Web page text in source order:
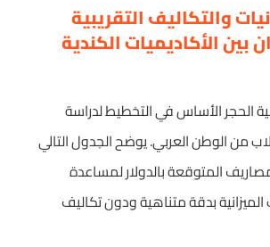
والتكاليف التقريبية
بين الأكاديميات الكندية
الحجر الأساس في التخطيط لدراسة
من الوطن العربي. يوضح الجدول التالي
المتوقعة بالدولار لمساعدة
بدقة متناهية ودون تكاليف